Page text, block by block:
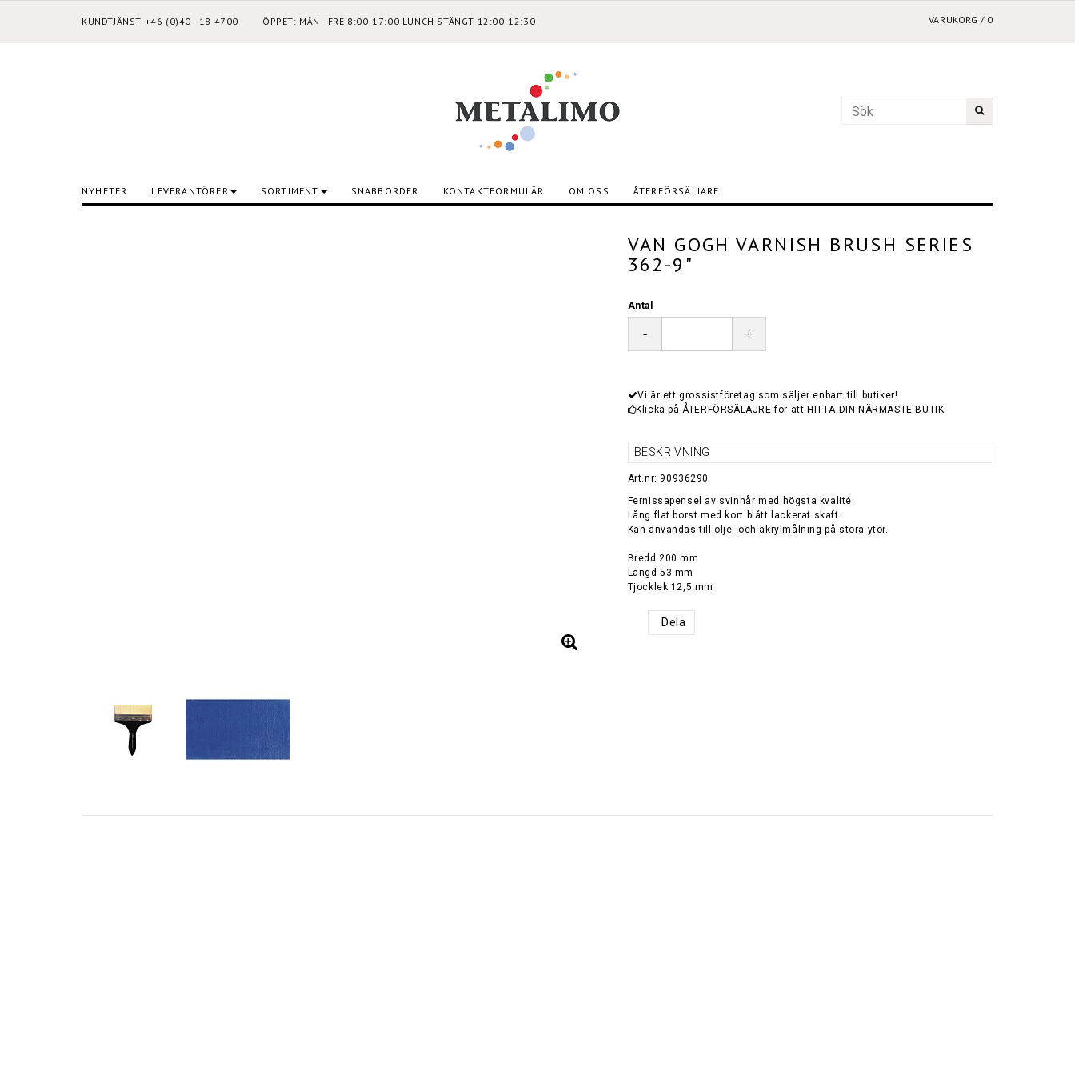
KUNDTJÄNST +46 (0)40 - 18 4700 ÖPPET: MÅN - FRE 8:00-17:00 LUNCH STÄNGT 12:00-12:30 VARUKORG / 0
NYHETER LEVERANTÖRER SORTIMENT SNABBORDER KONTAKTFORMULÄR OM OSS ÅTERFÖRSÄLJARE
VAN GOGH VARNISH BRUSH SERIES
362-9"
Antal
- +
Vi är ett grossistföretag som säljer enbart till butiker!
Klicka på ÅTERFÖRSÄLAJRE för att HITTA DIN NÄRMASTE BUTIK.
BESKRIVNING
Art.nr: 90936290
Fernissapensel av svinhår med högsta kvalité.
Lång flat borst med kort blått lackerat skaft.
Kan användas till olje- och akrylmålning på stora ytor.
Bredd 200 mm
Längd 53 mm
Dela